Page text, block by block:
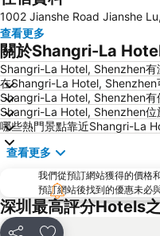
南山區
元朗
天水圍
海洋公園
黃金海岸
新界
羅湖
North Point Metro Station
Cheung Chau
Sheung Wan Metro Station
1002 Jianshe Road Jianshe
查看更多
關於Shangri-La
Shangri-La Hotel, Shenzhen有
在Shangri-La Hotel, Shenzhen
Shangri-La Hotel, Shenzhen有
Shangri-La Hotel, Shenzhen位
哪些熱門景點靠近Shangri-La
查看更多
我們從預訂網站獲得的價格
預訂網站後找到的優惠未必
深圳最高評分Hotels